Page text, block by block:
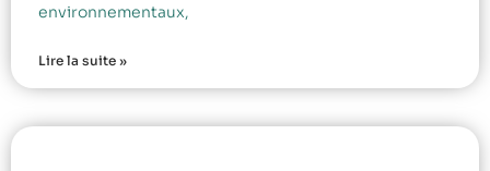
environnementaux,
Lire la suite »